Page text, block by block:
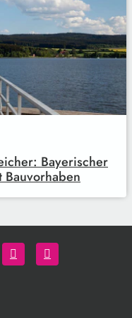
Bayerischer